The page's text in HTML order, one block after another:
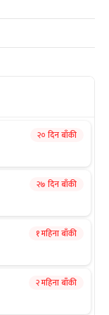
२० दिन बाँकी
२७ दिन बाँकी
१ महिना बाँकी
२ महिना बाँकी